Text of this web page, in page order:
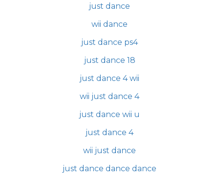
just dance
wii dance
just dance ps4
just dance 18
just dance 4 wii
wii just dance 4
just dance wii u
just dance 4
wii just dance
just dance dance dance